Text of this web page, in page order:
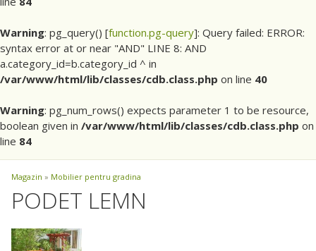
Warning: pg_query() [function.pg-query]: Query failed: ERROR:
syntax error at or near "AND" LINE 8: AND
a.category_id=b.category_id ^ in
/var/www/html/lib/classes/cdb.class.php on line 40
Warning: pg_num_rows() expects parameter 1 to be resource,
boolean given in /var/www/html/lib/classes/cdb.class.php on
line 84
Magazin » Mobilier pentru gradina
PODET LEMN